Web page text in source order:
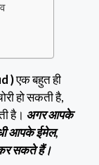
)एक बहुत ही
हो सकती है,
है। अगर आपके
आपके ईमेल,
कर सकते हैं।